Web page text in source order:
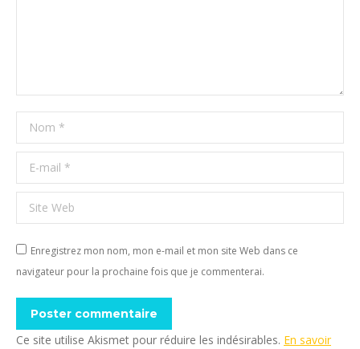
Nom *
E-mail *
Site Web
Enregistrez mon nom, mon e-mail et mon site Web dans ce
navigateur pour la prochaine fois que je commenterai.
Poster commentaire
Ce site utilise Akismet pour réduire les indésirables. En savoir